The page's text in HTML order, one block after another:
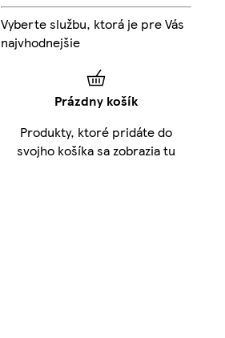
Vyberte službu, ktorá je pre Vás
najvhodnejšie
Prázdny košík
Produkty, ktoré pridáte do
svojho košíka sa zobrazia tu